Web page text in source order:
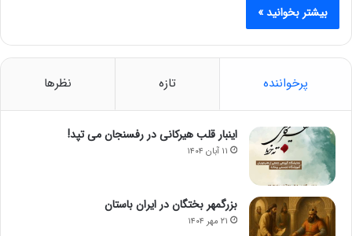
بیشتر بخوانید »
پرخواننده تازه نظرها
اینبار قلب هیرکانی در رفسنجان می تپد!
۱۱ آبان ۱۴۰۴
بزرگمهر بختگان در ایران باستان
۲۱ مهر ۱۴۰۴